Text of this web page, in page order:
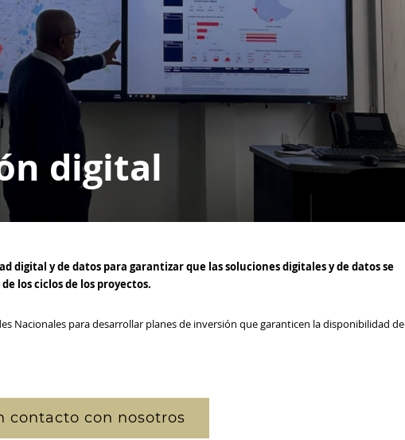
digital
digital y de datos para garantizar que las soluciones digitales y de datos se
los ciclos de los proyectos.
Nacionales para desarrollar planes de inversión que garanticen la disponibilidad de
contacto con nosotros